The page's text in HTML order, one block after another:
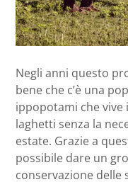
Negli anni questo
bene che c’è una
ippopotami che
laghetti senza la
estate. Grazie a
possibile dare un
conservazione delle